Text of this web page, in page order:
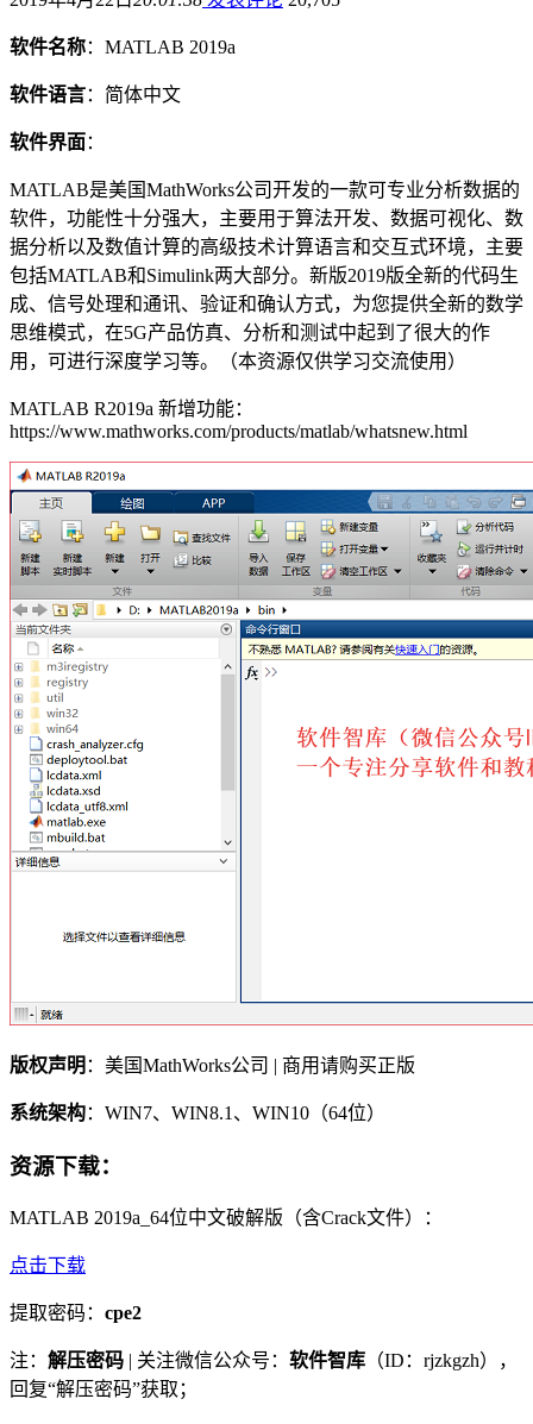
软件名称：MATLAB 2019a
软件语言：简体中文
软件界面：
MATLAB是美国MathWorks公司开发的一款可专业分析数据的
软件，功能性十分强大，主要用于算法开发、数据可视化、数
据分析以及数值计算的高级技术计算语言和交互式环境，主要
包括MATLAB和Simulink两大部分。新版2019版全新的代码生
成、信号处理和通讯、验证和确认方式，为您提供全新的数学
思维模式，在5G产品仿真、分析和测试中起到了很大的作
用，可进行深度学习等。（本资源仅供学习交流使用）
MATLAB R2019a 新增功能：
https://www.mathworks.com/products/matlab/whatsnew.html
版权声明 ：美国MathWorks公司 | 商用请购买正版
系统架构：WIN7、WIN8.1、WIN10（64位）
资源下载：
MATLAB 2019a_64位中文破解版（含Crack文件）：
点击下载
提取密码： cpe2
注： 解压密码 | 关注微信公众号： 软件智库 （ID：rjzkgzh），
回复“解压密码”获取；